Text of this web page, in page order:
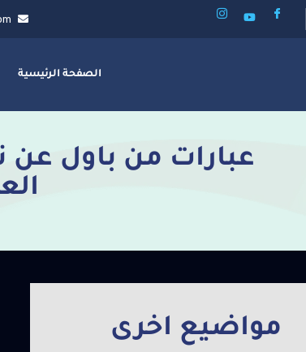
الصفحة الرئيسية
عبارات من باول عن
مواضيع اخرى